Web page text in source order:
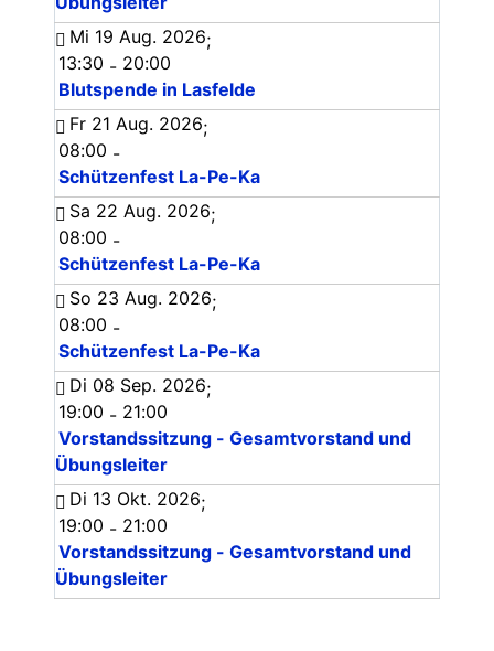
Mi 19 Aug. 2026;
13:30 - 20:00
Blutspende in Lasfelde
Fr 21 Aug. 2026;
08:00 -
Schützenfest La-Pe-Ka
Sa 22 Aug. 2026;
08:00 -
Schützenfest La-Pe-Ka
So 23 Aug. 2026;
08:00 -
Schützenfest La-Pe-Ka
Di 08 Sep. 2026;
19:00 - 21:00
Vorstandssitzung - Gesamtvorstand und
Übungsleiter
Di 13 Okt. 2026;
19:00 - 21:00
Vorstandssitzung - Gesamtvorstand und
Übungsleiter